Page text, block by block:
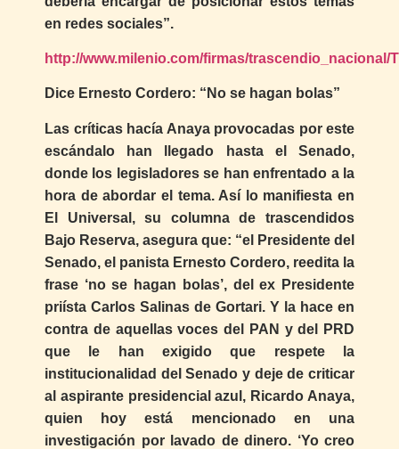
en redes sociales”.
http://www.milenio.com/firmas/trascendio_nacional/
Dice Ernesto Cordero: “No se hagan bolas”
Las críticas hacía Anaya provocadas por este
escándalo han llegado hasta el Senado,
donde los legisladores se han enfrentado a la
hora de abordar el tema. Así lo manifiesta en
El Universal, su columna de trascendidos
Bajo Reserva, asegura que: “el Presidente del
Senado, el panista Ernesto Cordero, reedita la
frase ‘no se hagan bolas’, del ex Presidente
priísta Carlos Salinas de Gortari. Y la hace en
contra de aquellas voces del PAN y del PRD
que le han exigido que respete la
institucionalidad del Senado y deje de criticar
al aspirante presidencial azul, Ricardo Anaya,
quien hoy está mencionado en una
investigación por lavado de dinero. ‘Yo creo